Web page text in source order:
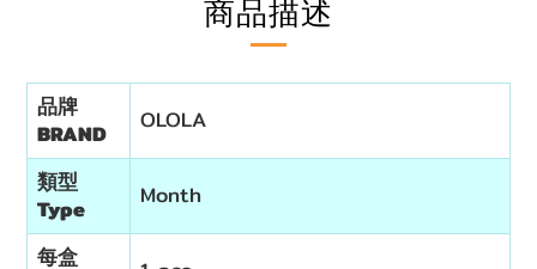
商品描述
品牌
BRAND
OLOLA
類型
Type
Month
每盒